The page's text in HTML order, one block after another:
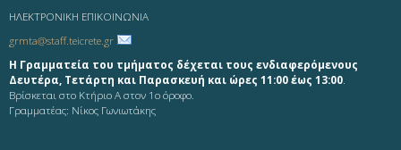
ΗΛΕΚΤΡΟΝΙΚΗ ΕΠΙΚΟΙΝΩΝΙΑ
grmta@staff.teicrete.gr
Η Γραμματεία του τμήματος δέχεται τους ενδιαφερόμενους
Δευτέρα, Τετάρτη και Παρασκευή και ώρες 11:00 έως 13:00
Βρίσκεται στο Κτήριο Α στον 1ο όροφο.
Γραμματέας: Νίκος Γωνιωτάκης